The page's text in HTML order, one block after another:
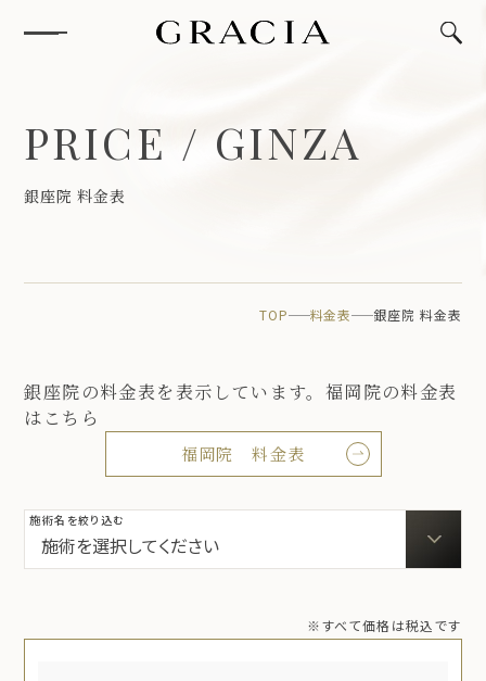
PRICE / GINZA
銀座院 料金表
TOP 料金表 銀座院 料金表
銀座院の料金表を表示しています。福岡院の料金表
はこちら
福岡院 料金表
施術名を絞り込む
※すべて価格は税込です